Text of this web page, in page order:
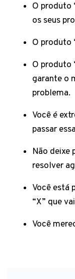
O produto
os seus
O produto
O produto
garante o
problema.
Você é
passar
Não deixe
resolver
Você está
“X” que
Você